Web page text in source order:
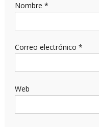
Nombre *
Correo electrónico *
Web